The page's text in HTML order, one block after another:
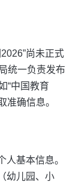
尚未正式
统一负责发布
“中国教育
准确信息。
人基本信息。
幼儿园、小